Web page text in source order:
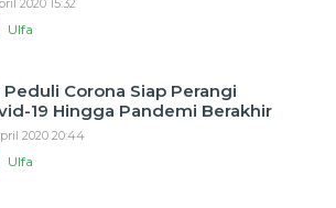
2020 15:32
Ulfa
Peduli Corona Siap Perangi
19 Hingga Pandemi Berakhir
2020 20:44
Ulfa